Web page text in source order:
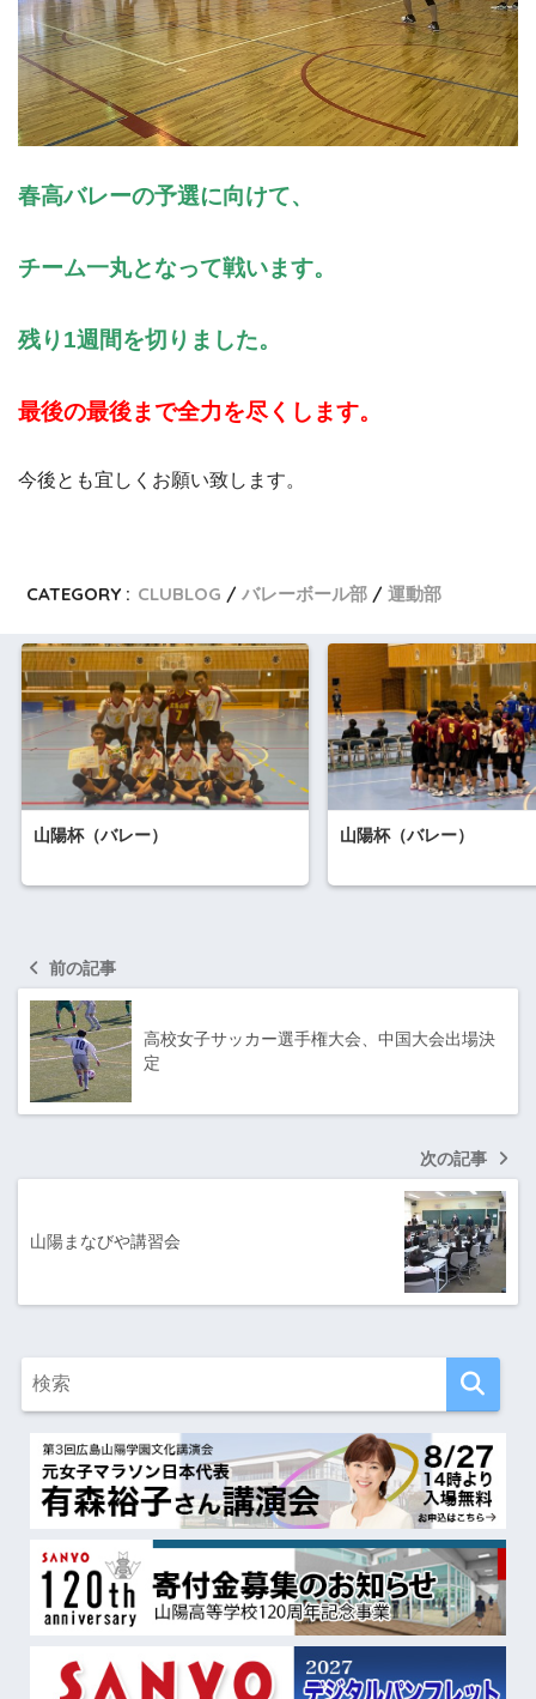
春高バレーの予選に向けて、
チーム一丸となって戦います。
残り1週間を切りました。
最後の最後まで全力を尽くします。
今後とも宜しくお願い致します。
CATEGORY : CLUBLOG バレーボール部 運動部
山陽杯（バレー） 山陽杯（バレー）
前の記事
高校女子サッカー選手権大会、中国大会出場決
定
次の記事
山陽まなびや講習会